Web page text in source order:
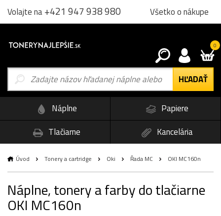
Volajte na+421 947 938 980 Všetko o nákupe
0
Náplne
Papiere
Tlačiarne
Kancelária
Úvod Tonery a cartridge Oki Řada MC OKI MC160n
Náplne, tonery a farby do tlačiarne
OKI MC160n